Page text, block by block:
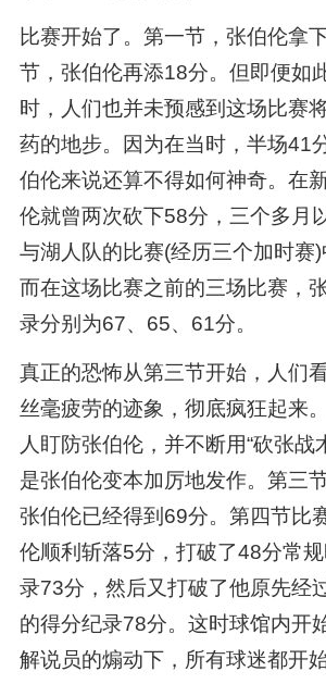
比赛开始了。第一节，张伯伦拿
节，张伯伦再添18分。但即便如
时，人们也并未预感到这场比赛
药的地步。因为在当时，半场41
伯伦来说还算不得如何神奇。在
伦就曾两次砍下58分，三个多月
与湖人队的比赛(经历三个加时赛)
而在这场比赛之前的三场比赛，
录分别为67、65、61分。
真正的恐怖从第三节开始，人们
丝毫疲劳的迹象，彻底疯狂起来
人盯防张伯伦，并不断用“砍张战
是张伯伦变本加厉地发作。第三
张伯伦已经得到69分。第四节比
伦顺利斩落5分，打破了48分常
录73分，然后又打破了他原先经
的得分纪录78分。这时球馆内开
解说员的煽动下，所有球迷都开